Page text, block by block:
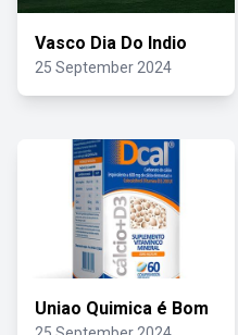
Vasco Dia Do Indio
25 September 2024
Uniao Quimica é Bom